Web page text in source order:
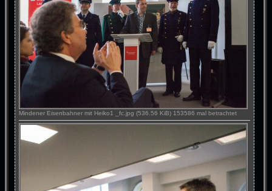
Mindener Eisenbahner mit Heiko1 _fc.jpg (536.56 KiB) 153586 mal betrachtet